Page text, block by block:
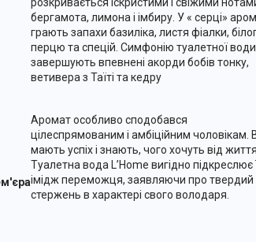
бергамота, лимона і імбиру. У « серці»
грають запахи базиліка, листя фіалки,
перцю та спецій. Симфонію туалетної води
завершують впевнені акорди бобів тонку,
ветивера з Таїті та кедру
Аромат особливо сподобався
цілеспрямованим і амбіційним чоловікам.
мають успіх і знають, чого хочуть від життя.
Туалетна вода L’Home вигідно підкреслює
імідж переможця, заявляючи про твердий
стержень в характері свого володаря.